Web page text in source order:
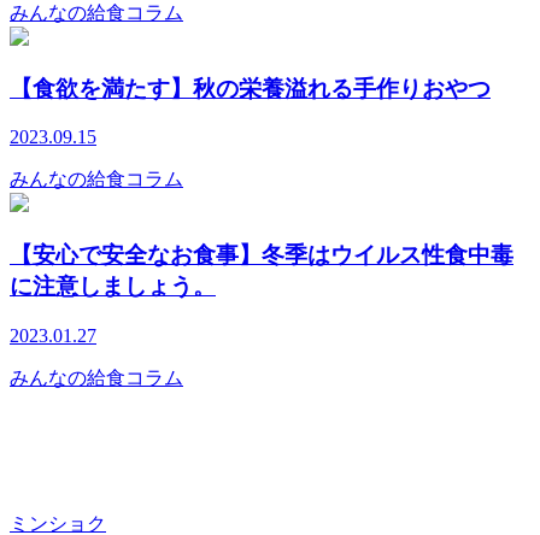
みんなの給食コラム
【食欲を満たす】秋の栄養溢れる手作りおやつ
2023.09.15
みんなの給食コラム
【安心で安全なお食事】冬季はウイルス性食中毒
に注意しましょう。
2023.01.27
みんなの給食コラム
ミンショク